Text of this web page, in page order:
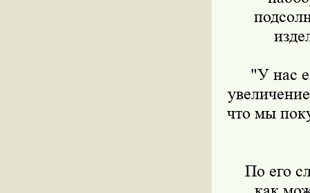
"У нас
что мы
По его